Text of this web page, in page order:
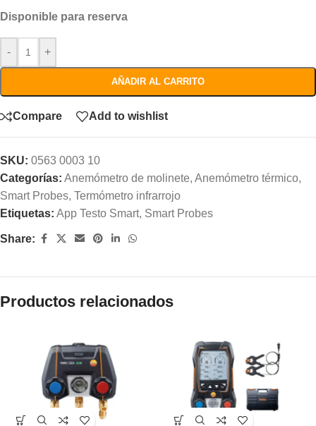
Disponible para reserva
- +
AÑADIR AL CARRITO
Compare Add to wishlist
SKU: 0563 0003 10
Categorías: Anemómetro de molinete, Anemómetro térmico,
Smart Probes, Termómetro infrarrojo
Etiquetas: App Testo Smart, Smart Probes
Share:
Productos relacionados